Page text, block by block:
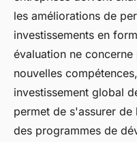
les améliorations de
investissements en
évaluation ne
nouvelles
investissement global
permet de s'assurer de
des programmes de